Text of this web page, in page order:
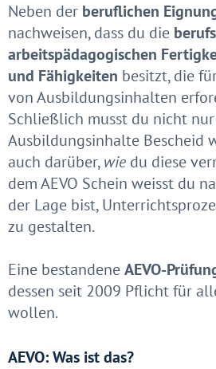
Neben der beruflichen
nachweisen, dass du die
arbeitspädagogischen
und Fähigkeiten besitzt, die
von Ausbildungsinhalten
Schließlich musst du nicht
Ausbildungsinhalte Bescheid
auch darüber,wie du diese
dem AEVO Schein weisst du
der Lage bist,
zu gestalten.
Eine bestandeneAEVO-
dessen seit 2009 Pflicht für
wollen.
AEVO: Was ist das?